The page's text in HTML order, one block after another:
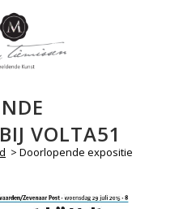
VOLTA51
> Doorlopende expositie